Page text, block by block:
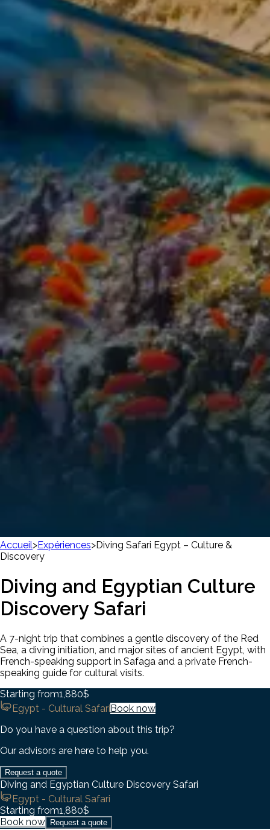
Accueil>Expériences>Diving Safari Egypt – Culture &
Discovery
Diving and Egyptian Culture
Discovery Safari
A 7-night trip that combines a gentle discovery of the Red
Sea, a diving initiation, and major sites of ancient Egypt, with
French-speaking support in Safaga and a private French-
speaking guide for cultural visits.
Starting from1,880$
Egypt - Cultural SafariBook now
Do you have a question about this trip?
Our advisors are here to help you.
Request a quote
Diving and Egyptian Culture Discovery Safari
Egypt - Cultural Safari
Starting from1,880$
Book now
Request a quote